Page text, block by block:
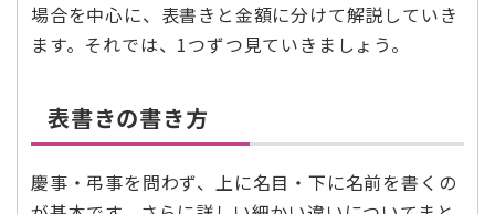
場合を中心に、表書きと金額に分けて解説していき
ます。それでは、1つずつ見ていきましょう。
表書きの書き方
慶事・弔事を問わず、上に名目・下に名前を書くの